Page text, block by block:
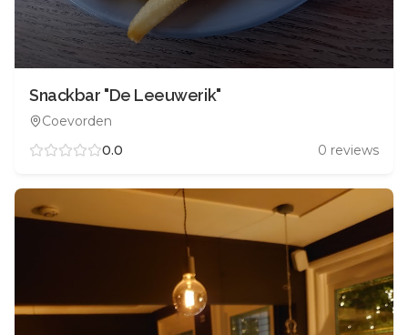
Snackbar "De Leeuwerik"
Coevorden
0.0
0 reviews